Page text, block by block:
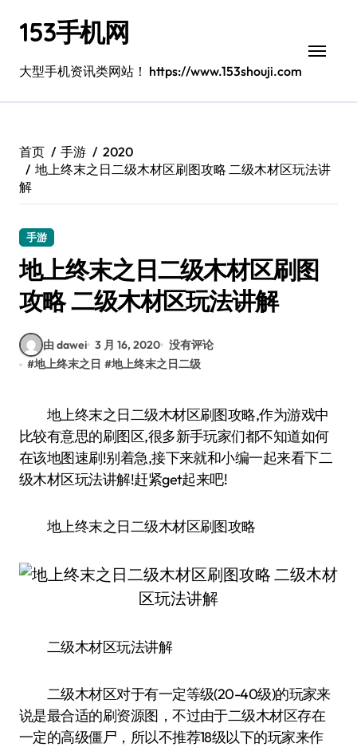
153手机网
大型手机资讯类网站！ https://www.153shouji.com
首页 手游
2020
地上终末之日二级木材区刷图攻略 二级木材区玩法讲
解
手游
地上终末之日二级木材区刷图
攻略 二级木材区玩法讲解
由 dawei 3 月 16, 2020 没有评论
#地上终末之日 #地上终末之日二级
地上终末之日二级木材区刷图攻略,作为游戏中
比较有意思的刷图区,很多新手玩家们都不知道如何
在该地图速刷!别着急,接下来就和小编一起来看下二
级木材区玩法讲解!赶紧get起来吧!
地上终末之日二级木材区刷图攻略
二级木材区玩法讲解
二级木材区对于有一定等级(20-40级)的玩家来
说是最合适的刷资源图，不过由于二级木材区存在
一定的高级僵尸，所以不推荐18级以下的玩家来作